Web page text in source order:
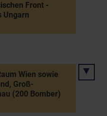
Front -
Ungarn
Wien sowie
Groß-
(200 Bomber)